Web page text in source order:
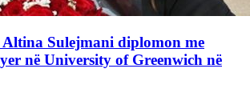
Altina Sulejmani diplomon me
në University of Greenwich në